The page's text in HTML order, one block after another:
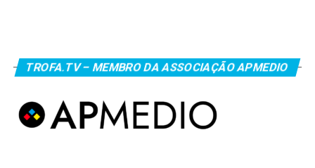
TROFA.TV – MEMBRO DA ASSOCIAÇÃO APMEDIO